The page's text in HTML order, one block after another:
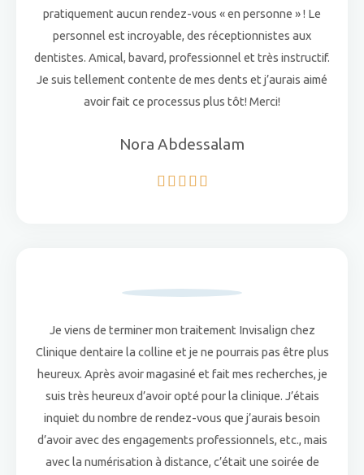
pratiquement aucun rendez-vous « en personne » ! Le
personnel est incroyable, des réceptionnistes aux
dentistes. Amical, bavard, professionnel et très instructif.
Je suis tellement contente de mes dents et j’aurais aimé
avoir fait ce processus plus tôt! Merci!
Nora Abdessalam
    
Je viens de terminer mon traitement Invisalign chez
Clinique dentaire la colline et je ne pourrais pas être plus
heureux. Après avoir magasiné et fait mes recherches, je
suis très heureux d’avoir opté pour la clinique. J’étais
inquiet du nombre de rendez-vous que j’aurais besoin
d’avoir avec des engagements professionnels, etc., mais
avec la numérisation à distance, c’était une soirée de